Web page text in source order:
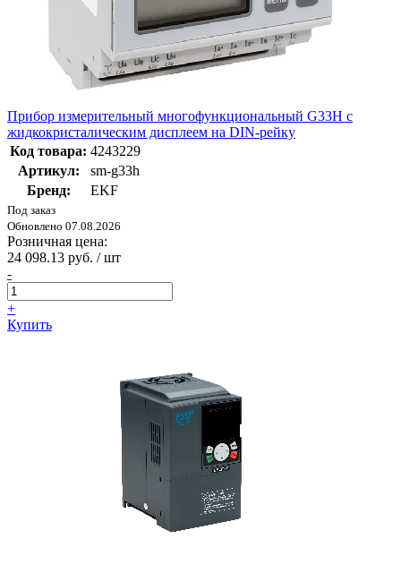
Прибор измерительный многофункциональный G33H с
жидкокристалическим дисплеем на DIN-рейку
Код товара: 4243229
Артикул:
sm-g33h
Бренд:
EKF
Под заказ
Обновлено 07.08.2026
Розничная цена:
24 098.13 руб. / шт
-
+
Купить